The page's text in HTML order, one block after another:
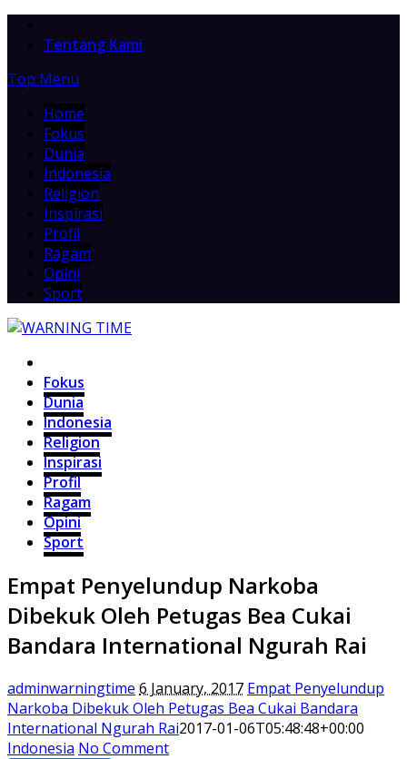
Tentang Kami
Top Menu
Home
Fokus
Dunia
Indonesia
Religion
Inspirasi
Profil
Ragam
Opini
Sport
Fokus
Dunia
Indonesia
Religion
Inspirasi
Profil
Ragam
Opini
Sport
Empat Penyelundup Narkoba
Dibekuk Oleh Petugas Bea Cukai
Bandara International Ngurah Rai
adminwarningtime 6 January, 2017 Empat Penyelundup
Narkoba Dibekuk Oleh Petugas Bea Cukai Bandara
International Ngurah Rai2017-01-06T05:48:48+00:00
Indonesia No Comment